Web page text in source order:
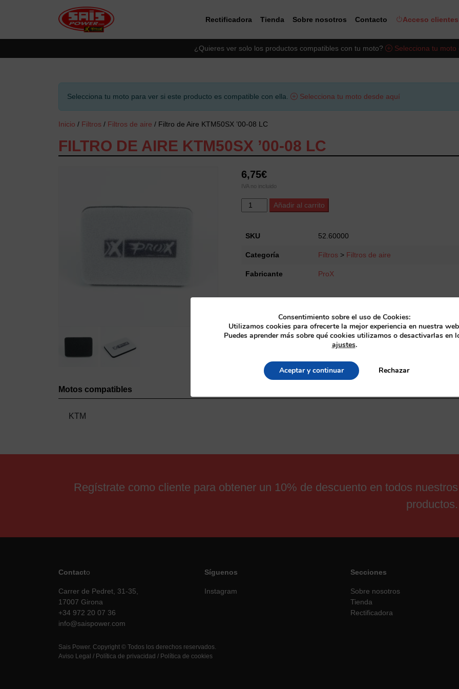
Rectificadora Tienda Sobre nosotros Contacto Acceso clientes
¿Quieres ver solo los productos compatibles con tu moto? Selecciona tu moto
Selecciona tu moto para ver si este producto es compatible con ella. Selecciona tu moto desde aquí
Inicio / Filtros / Filtros de aire / Filtro de Aire KTM50SX ’00-08 LC
FILTRO DE AIRE KTM50SX ’00-08 LC
6,75€
IVA no incluido
Filtro
de
KTM50SX
08
cantidad
Añadir al carrito
SKU 52.60000
Categoría Filtros > Filtros de aire
Fabricante ProX
Motos compatibles
KTM
Regístrate como cliente para obtener un 10% de descuento en todos nuestros
productos.
Contacto
Carrer de Pedret, 31-35,
17007 Girona
+34 972 20 07 36
info@saispower.com
Síguenos
Instagram
Secciones
Sobre nosotros
Tienda
Rectificadora
Sais Power. Copyright © Todos los derechos reservados.
Aviso Legal / Política de privacidad / Política de cookies
Consentimiento sobre el uso de Cookies:
Utilizamos cookies para ofrecerte la mejor experiencia en nuestra
Puedes aprender más sobre qué cookies utilizamos o desactivarlas en
ajustes.
Aceptar y continuar Rechazar